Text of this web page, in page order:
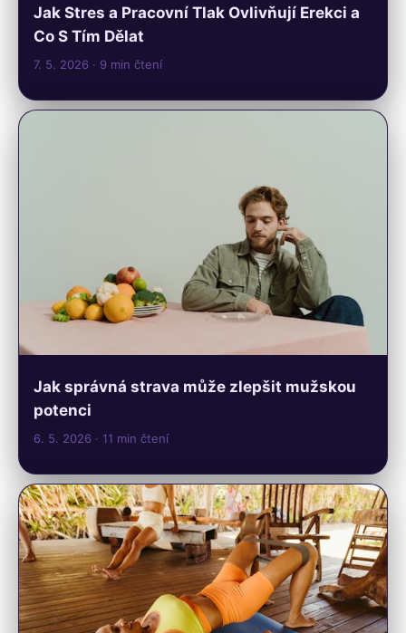
Jak Stres a Pracovní Tlak Ovlivňují Erekci a
Co S Tím Dělat
7. 5. 2026 · 9 min čtení
Jak správná strava může zlepšit mužskou
potenci
6. 5. 2026 · 11 min čtení